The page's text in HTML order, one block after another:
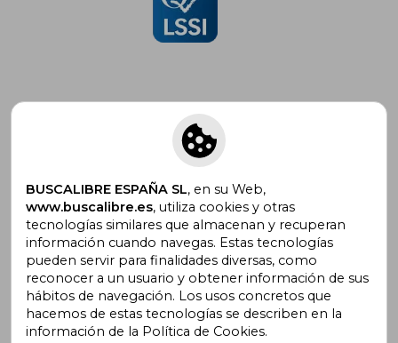
Suscríbete para recibir ofertas y
promociones
¿Necesitas ayuda?
Ir a Centro de Soporte
BUSCALIBRE ESPAÑA SL, en su Web,
www.buscalibre.es, utiliza cookies y otras
tecnologías similares que almacenan y recuperan
información cuando navegas. Estas tecnologías
pueden servir para finalidades diversas, como
reconocer a un usuario y obtener información de sus
hábitos de navegación. Los usos concretos que
hacemos de estas tecnologías se describen en la
información de la Política de Cookies.